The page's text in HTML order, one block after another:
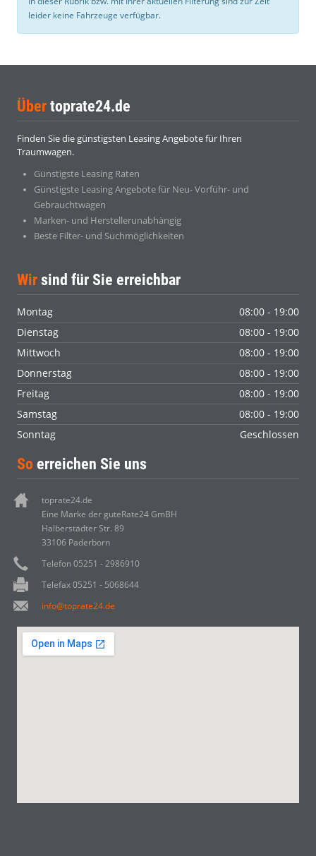
leider keine Fahrzeuge verfügbar.
Über toprate24.de
Finden Sie die günstigsten Leasing Angebote für Ihren
Traumwagen.
Günstigste Leasing Raten
Günstigste Leasing Angebote für Neu- Vorführ- und
Gebrauchtwagen
Marken- und Herstellerunabhängig
Beste Filter- und Suchmöglichkeiten
Wir sind für Sie erreichbar
Montag
08:00 - 19:00
Dienstag
08:00 - 19:00
Mittwoch
08:00 - 19:00
Donnerstag
08:00 - 19:00
Freitag
08:00 - 19:00
Samstag
08:00 - 19:00
Sonntag
Geschlossen
So erreichen Sie uns
toprate24.de
Eine Marke der guteRate24 GmBH
Halberstädter Str. 89
33106 Paderborn
Telefon 05251 - 2986910
Telefax 05251 - 5068644
info@toprate24.de